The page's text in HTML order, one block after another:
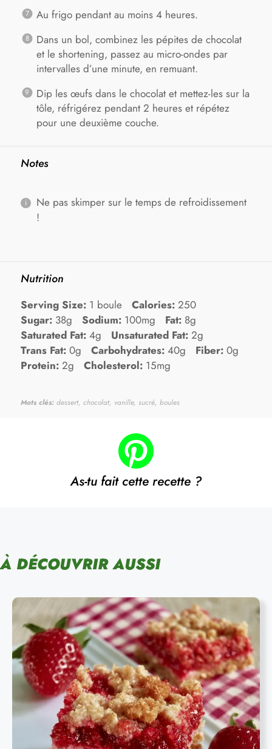
Au frigo pendant au moins 4 heures.
Dans un bol, combinez les pépites de chocolat
et le shortening, passez au micro-ondes par
intervalles d’une minute, en remuant.
Dip les œufs dans le chocolat et mettez-les sur la
tôle, réfrigérez pendant 2 heures et répétez
pour une deuxième couche.
Notes
Ne pas skimper sur le temps de refroidissement
!
Nutrition
Serving Size: 1 boule Calories: 250
Sugar: 38g Sodium: 100mg Fat: 8g
Saturated Fat: 4g Unsaturated Fat: 2g
Trans Fat: 0g Carbohydrates: 40g Fiber: 0g
Protein: 2g Cholesterol: 15mg
Mots clés: dessert, chocolat, vanille, sucré, boules
As-tu fait cette recette ?
À DÉCOUVRIR AUSSI